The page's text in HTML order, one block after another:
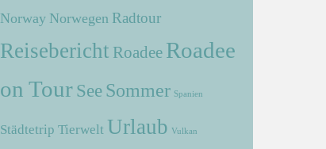
Norway Norwegen Radtour
Reisebericht Roadee Roadee
on Tour See Sommer Spanien
Städtetrip Tierwelt Urlaub Vulkan